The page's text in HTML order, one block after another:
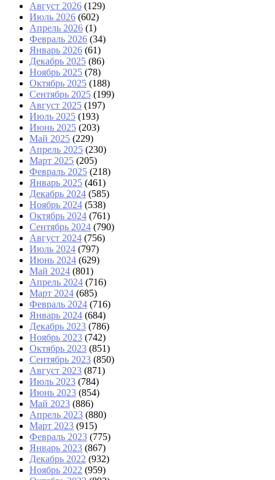
Август 2026 (129)
Июль 2026 (602)
Апрель 2026 (1)
Февраль 2026 (34)
Январь 2026 (61)
Декабрь 2025 (86)
Ноябрь 2025 (78)
Октябрь 2025 (188)
Сентябрь 2025 (199)
Август 2025 (197)
Июль 2025 (193)
Июнь 2025 (203)
Май 2025 (229)
Апрель 2025 (230)
Март 2025 (205)
Февраль 2025 (218)
Январь 2025 (461)
Декабрь 2024 (585)
Ноябрь 2024 (538)
Октябрь 2024 (761)
Сентябрь 2024 (790)
Август 2024 (756)
Июль 2024 (797)
Июнь 2024 (629)
Май 2024 (801)
Апрель 2024 (716)
Март 2024 (685)
Февраль 2024 (716)
Январь 2024 (684)
Декабрь 2023 (786)
Ноябрь 2023 (742)
Октябрь 2023 (851)
Сентябрь 2023 (850)
Август 2023 (871)
Июль 2023 (784)
Июнь 2023 (854)
Май 2023 (886)
Апрель 2023 (880)
Март 2023 (915)
Февраль 2023 (775)
Январь 2023 (867)
Декабрь 2022 (932)
Ноябрь 2022 (959)